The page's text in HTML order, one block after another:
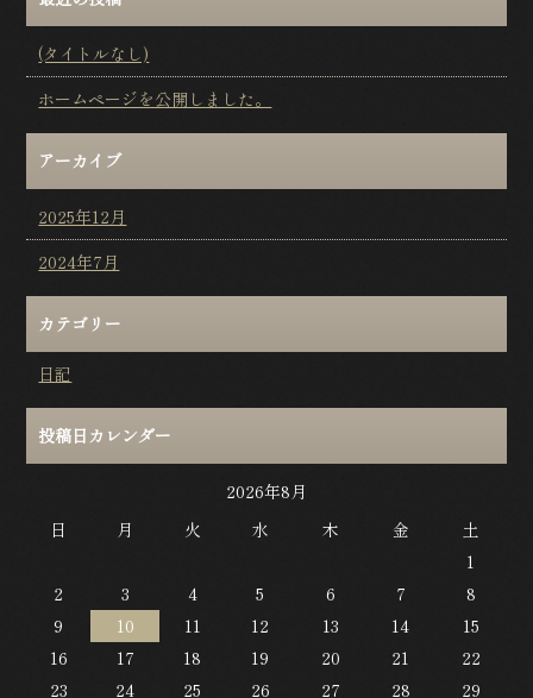
(タイトルなし)
ホームページを公開しました。
アーカイブ
2025年12月
2024年7月
カテゴリー
日記
投稿日カレンダー
2026年8月
日
月 火 水 木 金 土
1
2
3 4 5 6 7
8
9
10 11 12 13 14
15
16
17 18 19 20 21
22
23
24 25 26 27 28
29